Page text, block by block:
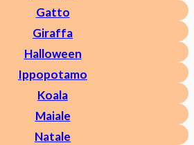
Gatto
Giraffa
Halloween
Ippopotamo
Koala
Maiale
Natale